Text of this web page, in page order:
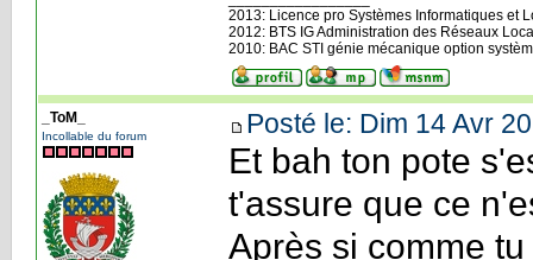
2013: Licence pro Systèmes Informatiques et
2012: BTS IG Administration des Réseaux
2010: BAC STI génie mécanique option
_ToM_
Incollable du forum Posté le: Dim 14 Avr
Et bah ton pote
t'assure que ce
Après si comme